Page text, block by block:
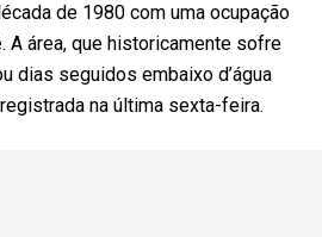
de 1980 com uma ocupação
A área, que historicamente sofre
dias seguidos embaixo d’água
na última sexta-feira.